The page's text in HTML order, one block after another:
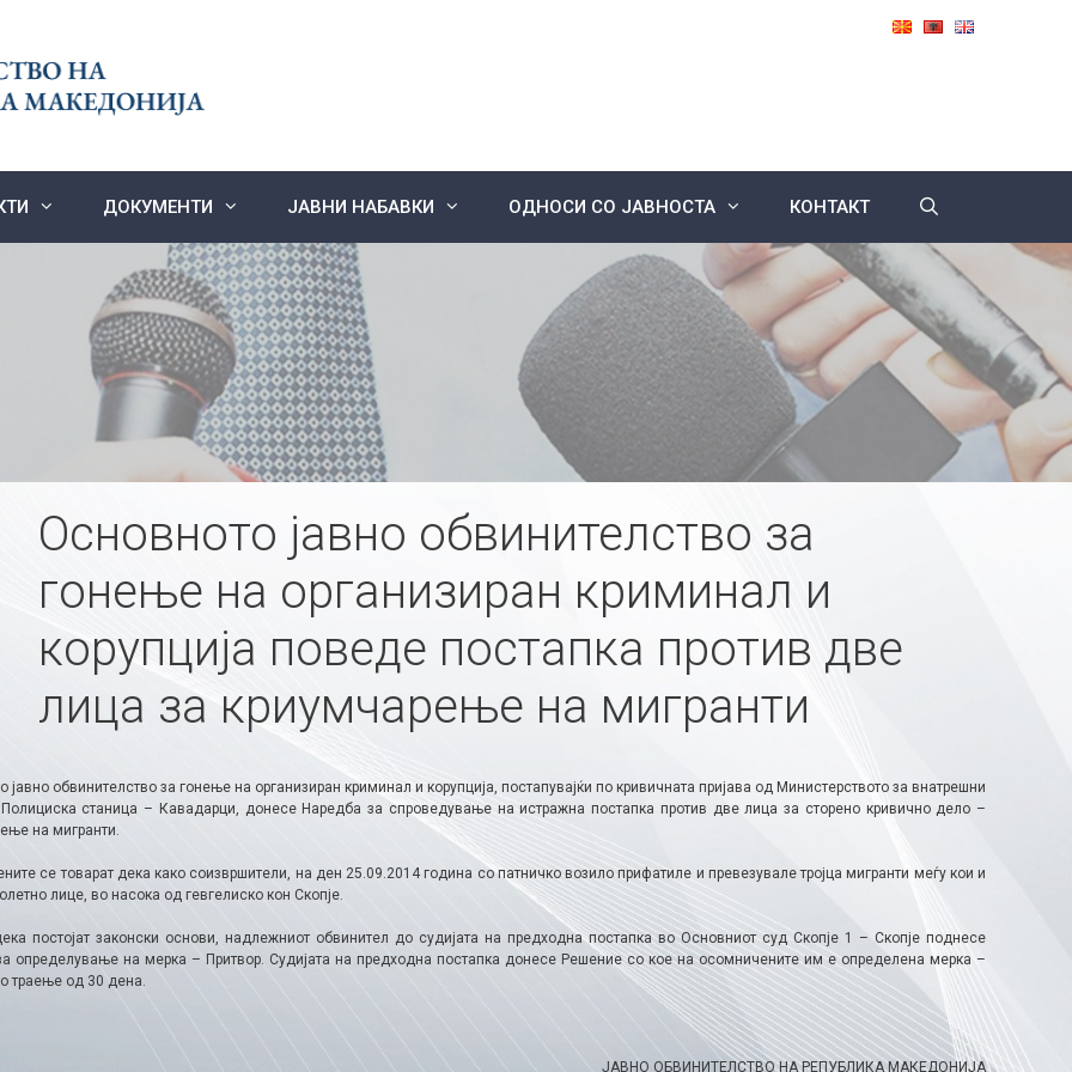
ДОКУМЕНТИ ЈАВНИ НАБАВКИ ОДНОСИ СО ЈАВНОСТА КОНТАКТ
Основното јавно обвинителство за
гонење на организиран криминал и
корупција поведе постапка против две
лица за криумчарење на мигранти
јавно обвинителство за гонење на организиран криминал и корупција, постапувајќи по кривичната пријава од Министерството за внатрешни
станица – Кавадарци, донесе Наредба за спроведување на истражна постапка против две лица за сторено кривично дело –
на мигранти.
се товарат дека како соизвршители, на ден 25.09.2014 година со патничко возило прифатиле и превезувале тројца мигранти меѓу кои и
лице, во насока од гевгелиско кон Скопје.
постојат законски основи, надлежниот обвинител до судијата на предходна постапка во Основниот суд Скопје 1 – Скопје поднесе
определување на мерка – Притвор. Судијата на предходна постапка донесе Решение со кое на осомничените им е определена мерка –
траење од 30 дена.
ЈАВНО ОБВИНИТЕЛСТВО НА РЕПУБЛИКА МАКЕДОНИЈА